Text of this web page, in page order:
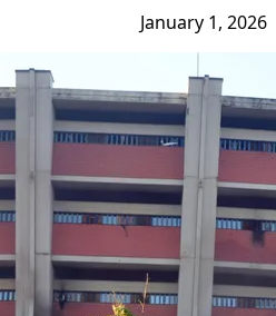
January 1, 2026